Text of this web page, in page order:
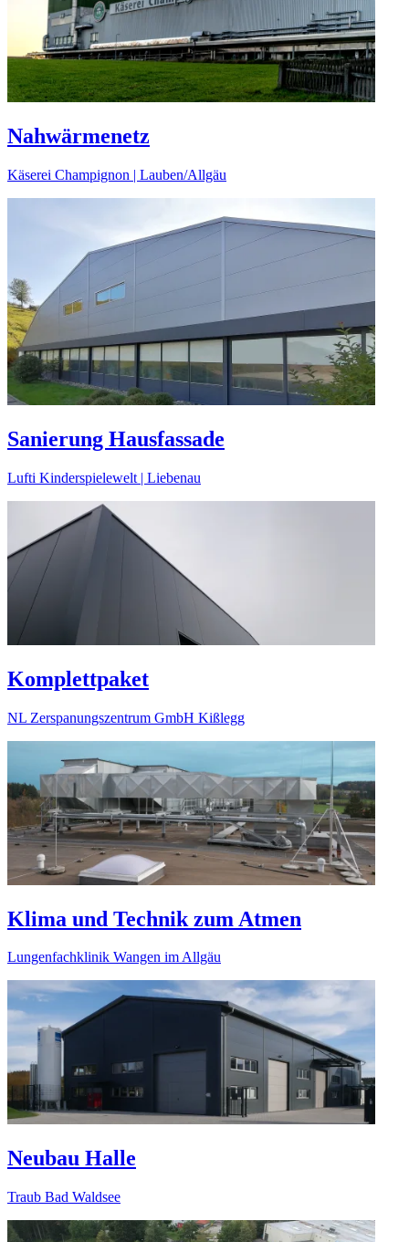
Nahwärmenetz
Käserei Champignon | Lauben/Allgäu
Sanierung Hausfassade
Lufti Kinderspielewelt | Liebenau
Komplettpaket
NL Zerspanungszentrum GmbH Kißlegg
Klima und Technik zum Atmen
Lungenfachklinik Wangen im Allgäu
Neubau Halle
Traub Bad Waldsee